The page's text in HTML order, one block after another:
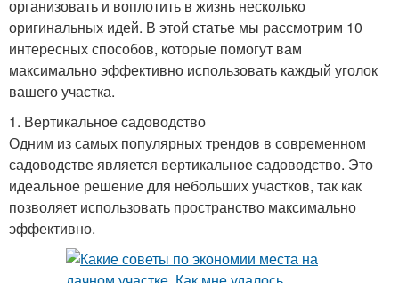
организовать и воплотить в жизнь несколько
оригинальных идей. В этой статье мы рассмотрим 10
интересных способов, которые помогут вам
максимально эффективно использовать каждый уголок
вашего участка.
1. Вертикальное садоводство
Одним из самых популярных трендов в современном
садоводстве является вертикальное садоводство. Это
идеальное решение для небольших участков, так как
позволяет использовать пространство максимально
эффективно.